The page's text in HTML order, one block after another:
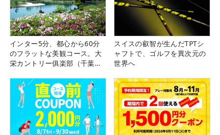
インター5分、都心から60分
のフラットな美観コース。大
栄カントリー俱楽部（千葉
スイスの叡智が生んだTPTシ
ャフトで、ゴルフを異次元の
世界へ